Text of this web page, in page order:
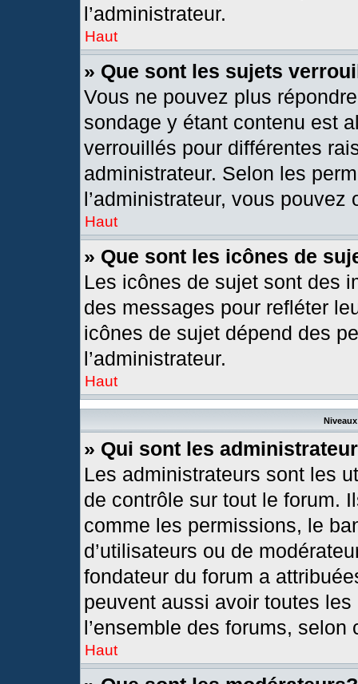
l’administrateur.
Haut
» Que sont les sujets
Vous ne pouvez plus
sondage y étant contenu est
verrouillés pour différentes
administrateur. Selon les
l’administrateur, vous
Haut
» Que sont les icônes de
Les icônes de sujet sont des
des messages pour refléter
icônes de sujet dépend des
l’administrateur.
Haut
» Qui sont les
Les administrateurs sont les
de contrôle sur tout le forum.
comme les permissions, le
d’utilisateurs ou de
fondateur du forum a
peuvent aussi avoir toutes
l’ensemble des forums,
Haut